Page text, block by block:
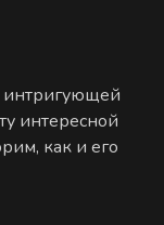
интригующей
интересной
как и его